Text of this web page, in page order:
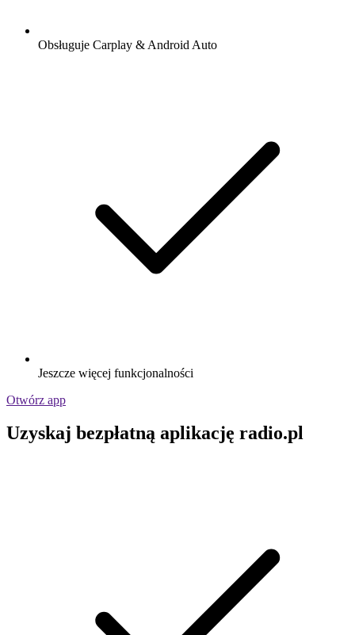
Obsługuje Carplay & Android Auto
Jeszcze więcej funkcjonalności
Otwórz app
Uzyskaj bezpłatną aplikację radio.pl